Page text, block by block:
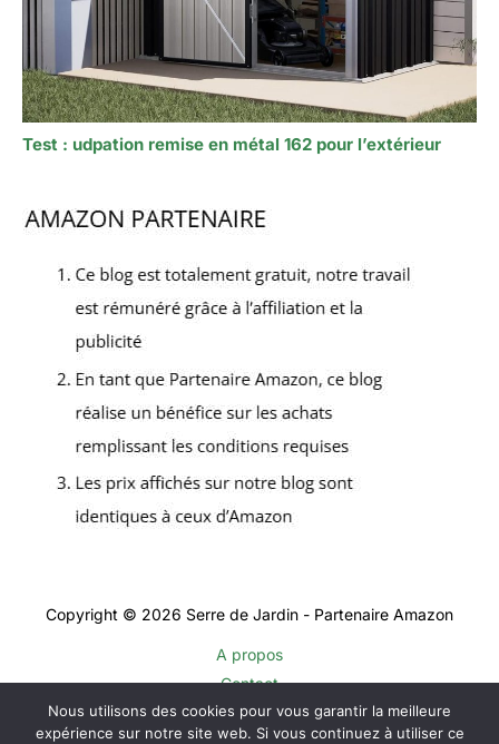
Test : udpation remise en métal 162 pour l’extérieur
Copyright © 2026 Serre de Jardin - Partenaire Amazon
A propos
Contact
Plan du site
Nous utilisons des cookies pour vous garantir la meilleure
expérience sur notre site web. Si vous continuez à utiliser ce